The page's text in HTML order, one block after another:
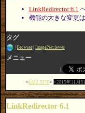
LinkRedirector 6.1
機能の大きな変更
タグ
Browser ImagePreviewer
メニュー
日記:3376 2015年11月
LinkRedirector 6.1